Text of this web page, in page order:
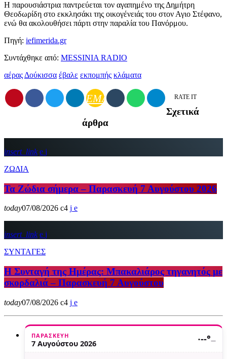
Η παρουσιάστρια παντρεύεται τον αγαπημένο της Δημήτρη
Θεοδωρίδη στο εκκλησάκι της οικογένειάς του στον Αγιο Στέφανο,
ενώ θα ακολουθήσει πάρτι στην παραλία του Πανόρμου.
Πηγή: iefimerida.gr
Συντάχθηκε από: MESSINIA RADIO
αέρας Δούκισσα έβαλε εκπομπής κλάματα
EMAIL RATE IT
Σχετικά
άρθρα
insert_link
ΖΩΔΙΑ
Τα Ζώδια σήμερα – Παρασκευή 7 Αυγούστου 2026
today07/08/2026 4
insert_link
ΣΥΝΤΑΓΕΣ
Η Συνταγή της Ημέρας: Μπακαλιάρος τηγανητός με
σκορδαλιά – Παρασκευή 7 Αυγούστου
today07/08/2026 4
ΠΑΡΑΣΚΕΥΉ
7 Αυγούστου 2026 ·--°—